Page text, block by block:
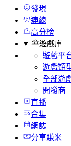
發現
連線
高分榜
遊戲庫
遊戲平
遊戲類
全部遊
開發商
直播
合集
網誌
分享賺米